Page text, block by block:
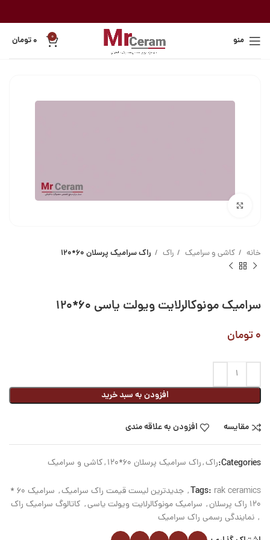
منو 0 ۰تومان
خانه کاشی و سرامیک راک راک سرامیک پرسلان 60*120
سرامیک مونوکالرلایت ویولت یاسی ۶۰*۱۲۰
۰تومان
افزودن به سبد خرید
مقایسه افزودن به علاقه مندی
Categories: راک,راک سرامیک پرسلان 60*120 ,کاشی و سرامیک
Tags: rak ceramics
, جدیدترین لیست قیمت راک سرامیک,
سرامیک 60 *
120 راک پرسلان
, سرامیک مونوکالرلایت ویولت یاسی, کاتالوگ سرامیک راک
, نمایندگی رسمی راک سرامیک